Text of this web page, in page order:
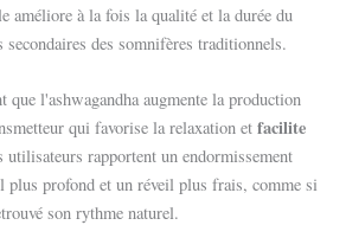
améliore à la fois la qualité et la durée du
des somnifères traditionnels.
que l'ashwagandha augmente la production
qui favorise la relaxation etfacilite
utilisateurs rapportent un endormissement
plus profond et un réveil plus frais, comme si
son rythme naturel.